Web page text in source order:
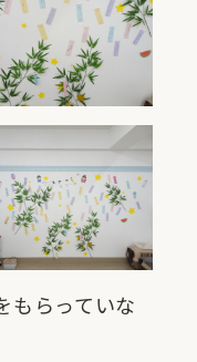
もらっていな